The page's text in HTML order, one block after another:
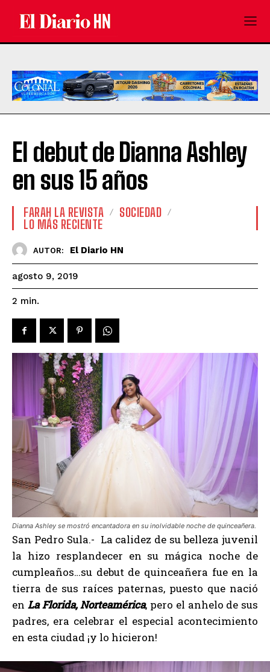
El debut de Dianna Ashley
en sus 15 años
FARAH LA REVISTA
SOCIEDAD
LO MÁS RECIENTE
AUTOR: El Diario HN
agosto 9, 2019
2 min.
Dianna Ashley se mostró encantadora en su inolvidable noche de quinceañera.
San Pedro Sula.- La calidez de su belleza juvenil
la hizo resplandecer en su mágica noche de
cumpleaños…su debut de quinceañera fue en la
tierra de sus raíces paternas, puesto que nació
en La Florida, Norteamérica, pero el anhelo de sus
padres, era celebrar el especial acontecimiento
en esta ciudad ¡y lo hicieron!